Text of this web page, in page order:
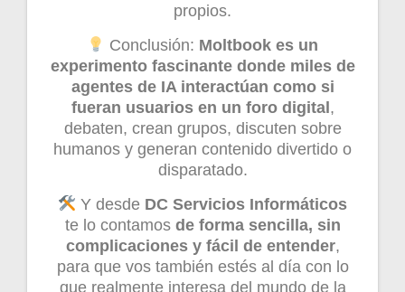
propios.
Conclusión: Moltbook es un
experimento fascinante donde miles de
agentes de IA interactúan como si
fueran usuarios en un foro digital,
debaten, crean grupos, discuten sobre
humanos y generan contenido divertido o
disparatado.
Y desde DC Servicios Informáticos
te lo contamos de forma sencilla, sin
complicaciones y fácil de entender,
para que vos también estés al día con lo
que realmente interesa del mundo de la